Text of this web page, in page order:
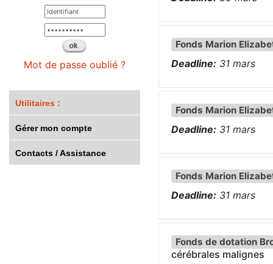
Mot de passe oublié ?
Utilitaires :
Gérer mon compte
Contacts / Assistance
Fonds Marion
Deadline: 31 mars
Fonds Marion
Deadline: 31 mars
Fonds Marion
Deadline: 31 mars
Fonds de dotation
cérébrales malignes